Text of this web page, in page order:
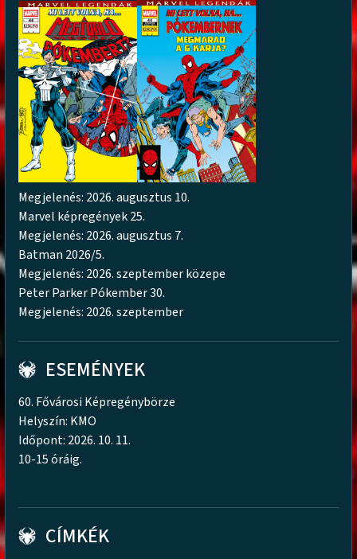
Megjelenés: 2026. augusztus 10.
Marvel képregények 25.
Megjelenés: 2026. augusztus 7.
Batman 2026/5.
Megjelenés: 2026. szeptember közepe
Peter Parker Pókember 30.
Megjelenés: 2026. szeptember
ESEMÉNYEK
60. Fővárosi Képregénybörze
Helyszín: KMO
Időpont: 2026. 10. 11.
10-15 óráig.
CÍMKÉK